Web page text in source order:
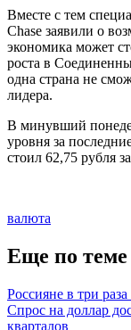
Вместе с тем
Chase заявили о
экономика может
роста в
одна страна не
лидера.
В минувший
уровня за
стоил 62,75 рубля
валюта
Еще по теме
Россияне в три
Спрос на доллар
кварталов